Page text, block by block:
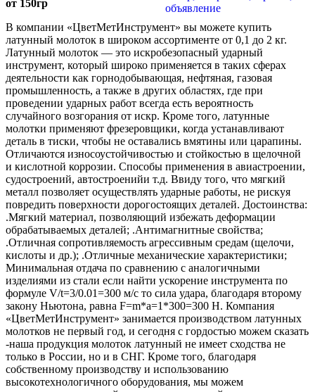
от 150гр
В компании «ЦветМетИнструмент» вы можете купить
латунный молоток в широком ассортименте от 0,1 до 2 кг.
Латунный молоток — это искробезопасный ударный
инструмент, который широко применяется в таких сферах
деятельности как горнодобывающая, нефтяная, газовая
промышленность, а также в других областях, где при
проведении ударных работ всегда есть вероятность
случайного возгорания от искр. Кроме того, латунные
молотки применяют фрезеровщики, когда устанавливают
деталь в тиски, чтобы не оставались вмятины или царапины.
Отличаются износоустойчивостью и стойкостью в щелочной
и кислотной коррозии. Способы применения в авиастроении,
судостроений, автостроенийи т.д. Ввиду того, что мягкий
металл позволяет осуществлять ударные работы, не рискуя
повредить поверхности дорогостоящих деталей. Достоинства:
.Мягкий материал, позволяющий избежать деформации
обрабатываемых деталей; .Антимагнитные свойства;
.Отличная сопротивляемость агрессивным средам (щелочи,
кислоты и др.); .Отличные механические характеристики;
Минимальная отдача по сравнению с аналогичными
изделиями из стали если найти ускорение инструмента по
формуле V/t=3/0.01=300 м/с то сила удара, благодаря второму
закону Ньютона, равна F=m*a=1*300=300 Н. Компания
«ЦветМетИнструмент» занимается производством латунных
молотков не первый год, и сегодня с гордостью можем сказать
-наша продукция молоток латунный не имеет сходства не
только в России, но и в СНГ. Кроме того, благодаря
собственному производству и использованию
высокотехнологичного оборудования, мы можем